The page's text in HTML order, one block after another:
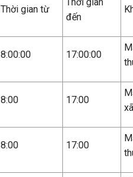
Thời gian từ
đến
8:00:00 17:00:00
8:00 17:00
8:00 17:00